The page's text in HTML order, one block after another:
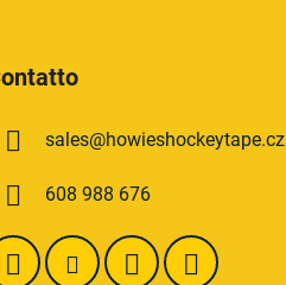
sales@howieshockeytape.cz
608 988 676